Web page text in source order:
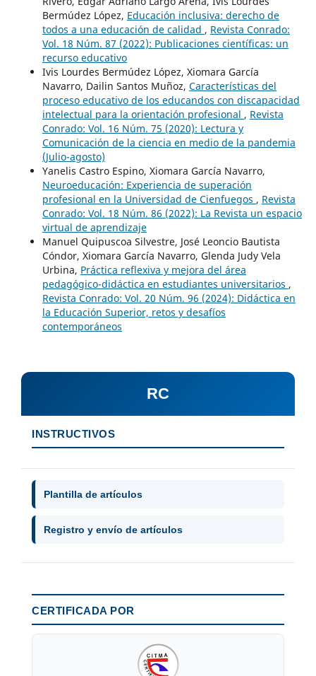
Bermúdez López, Educación inclusiva: derecho de
todos a una educación de calidad , Revista Conrado:
Vol. 18 Núm. 87 (2022): Publicaciones científicas: un
recurso educativo
Ivis Lourdes Bermúdez López, Xiomara García
Navarro, Dailin Santos Muñoz, Características del
proceso educativo de los educandos con discapacidad
intelectual para la orientación profesional , Revista
Conrado: Vol. 16 Núm. 75 (2020): Lectura y
Comunicación de la ciencia en medio de la pandemia
(Julio-agosto)
Yanelis Castro Espino, Xiomara García Navarro,
Neuroeducación: Experiencia de superación
profesional en la Universidad de Cienfuegos , Revista
Conrado: Vol. 18 Núm. 86 (2022): La Revista un espacio
virtual de aprendizaje
Manuel Quipuscoa Silvestre, José Leoncio Bautista
Cóndor, Xiomara García Navarro, Glenda Judy Vela
Urbina, Práctica reflexiva y mejora del área
pedagógico-didáctica en estudiantes universitarios ,
Revista Conrado: Vol. 20 Núm. 96 (2024): Didáctica en
la Educación Superior, retos y desafíos
contemporáneos
RC
INSTRUCTIVOS
Plantilla de artículos
Registro y envío de artículos
CERTIFICADA POR